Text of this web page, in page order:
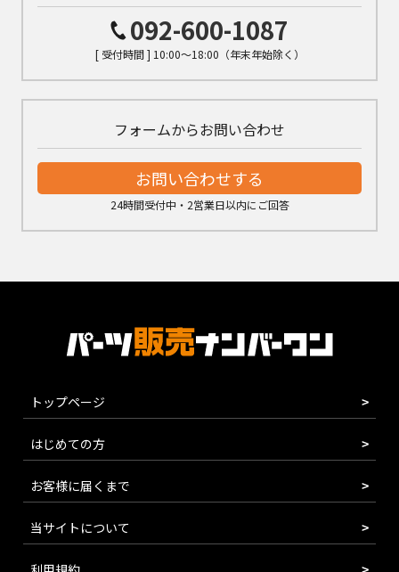
092-600-1087
[ 受付時間 ] 10:00～18:00（年末年始除く）
フォームからお問い合わせ
お問い合わせする
24時間受付中・2営業日以内にご回答
トップページ
はじめての方
お客様に届くまで
当サイトについて